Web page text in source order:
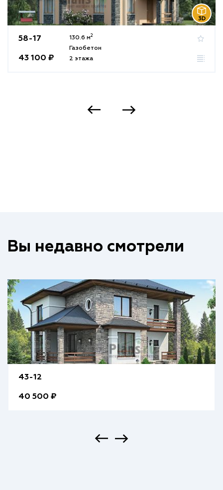
58-17
43 100 ₽
130.6 м2
Газобетон
2 этажа
Вы недавно смотрели
43-12
40 500 ₽